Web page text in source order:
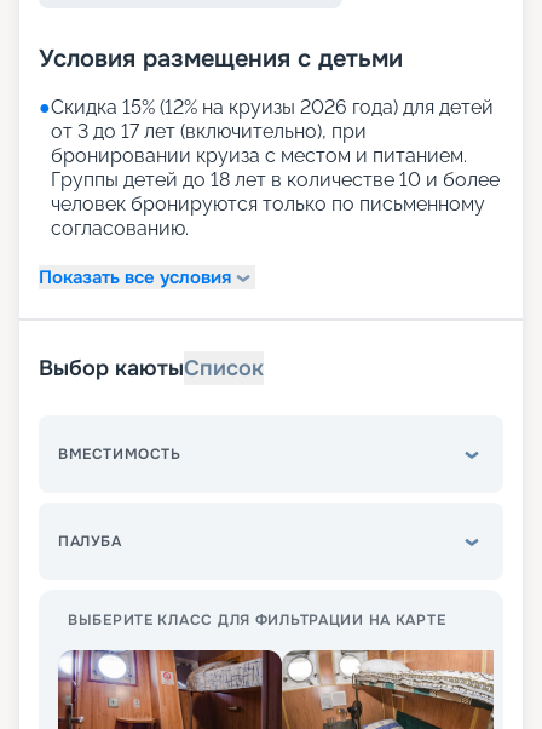
Условия размещения с детьми
●Скидка 15% (12% на круизы 2026 года) для детей
от 3 до 17 лет (включительно), при
бронировании круиза с местом и питанием.
Группы детей до 18 лет в количестве 10 и более
человек бронируются только по письменному
согласованию.
Показать все условия
Выбор каютыСписок
ВМЕСТИМОСТЬ
ПАЛУБА
ВЫБЕРИТЕ КЛАСС ДЛЯ ФИЛЬТРАЦИИ НА КАРТЕ